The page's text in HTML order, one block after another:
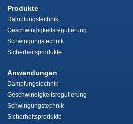
Produkte
Dämpfungstechnik
Geschwindigkeitsregulierung
Schwingungstechnik
Sicherheitsprodukte
Anwendungen
Dämpfungstechnik
Geschwindigkeitsregulierung
Schwingungstechnik
Sicherheitsprodukte